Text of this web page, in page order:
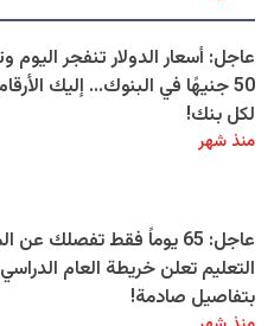
عاجل: أسعار الدولار تنفجر اليوم
50 جنيهًا في البنوك... إليك
لكل بنك!
منذ شهر
عاجل: 65 يوماً فقط تفصلك عن
التعليم تعلن خريطة العام
بتفاصيل صادمة!